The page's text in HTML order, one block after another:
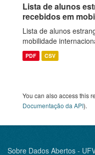
Lista de alunos
recebidos em
Lista de alunos
mobilidade
PDF CSV
You can also access this
Documentação da API).
Sobre Dados Abertos -